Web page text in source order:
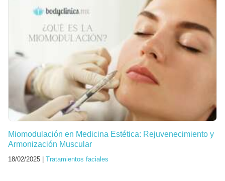
Miomodulación en Medicina Estética: Rejuvenecimiento y
Armonización Muscular
18/02/2025 | Tratamientos faciales